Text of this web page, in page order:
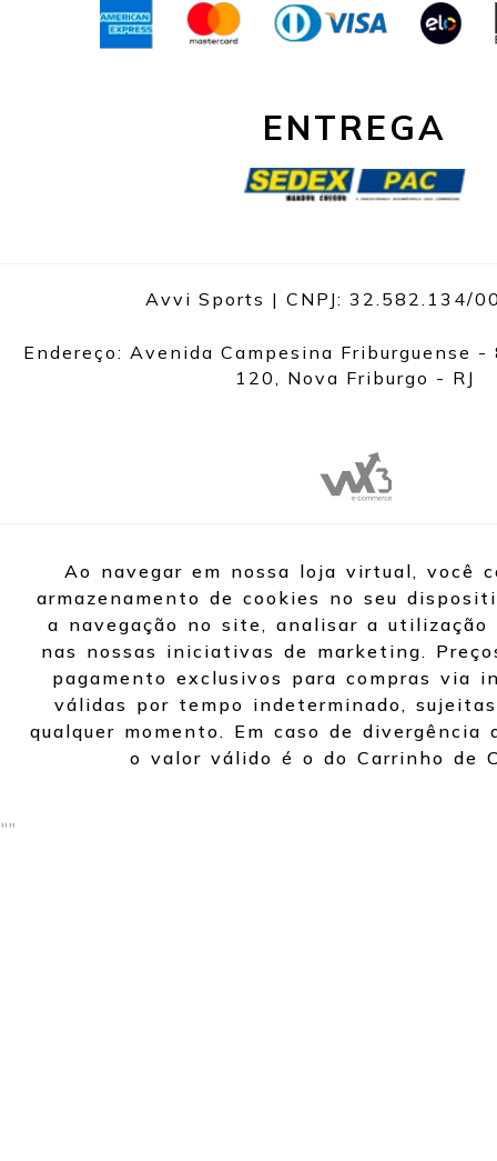
ENTREGA
Avvi Sports | CNPJ: 32.582.134/
Endereço: Avenida Campesina Friburguense
120, Nova Friburgo - RJ
Ao navegar em nossa loja virtual, você
armazenamento de cookies no seu
a navegação no site, analisar a
nas nossas iniciativas de marketing.
pagamento exclusivos para compras via
válidas por tempo indeterminado,
qualquer momento. Em caso de divergência
o valor válido é o do Carrinho de
""